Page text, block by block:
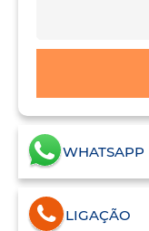
WHATSAPP
LIGAÇÃO